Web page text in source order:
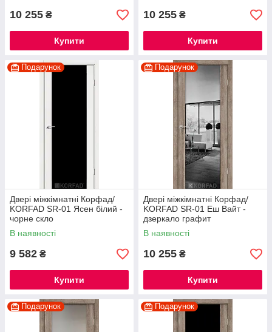
10 255 ₴
Купити
10 255 ₴
Купити
Подарунок
Двері міжкімнатні Корфад/
KORFAD SR-01 Ясен білий -
чорне скло
В наявності
9 582 ₴
Купити
Подарунок
Двері міжкімнатні Корфад/
KORFAD SR-01 Еш Вайт -
дзеркало графит
В наявності
10 255 ₴
Купити
Подарунок Подарунок